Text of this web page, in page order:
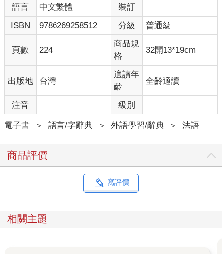
語言 中文繁體
裝訂
ISBN
9786269258512 分級 普通級
頁數 224
商品規
格
32開13*19cm
出版地 台灣
適讀年
齡
全齡適讀
注音 級別
電子書 ＞ 語言/字辭典 ＞ 外語學習/辭典 ＞ 法語
商品評價
寫評價
相關主題